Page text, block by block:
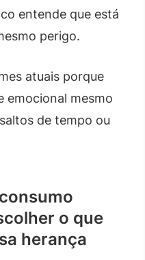
entende que está
perigo.
atuais porque
emocional mesmo
de tempo ou
o que
herança